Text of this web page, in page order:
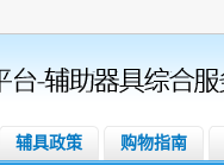
辅具政策 购物指南